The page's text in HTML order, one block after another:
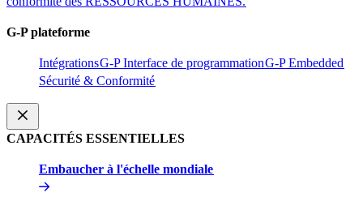
G-P plateforme​​
Intégrations​​G-P Interface de programmation​​G-P Embedded​​
Sécurité & Conformité​​
CAPACITÉS ESSENTIELLES​​
Embaucher à l'échelle mondiale​​